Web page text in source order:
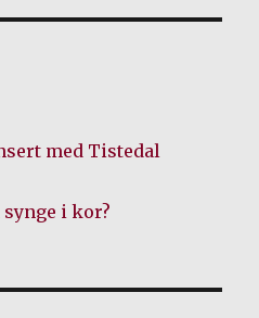
med Tistedal
i kor?